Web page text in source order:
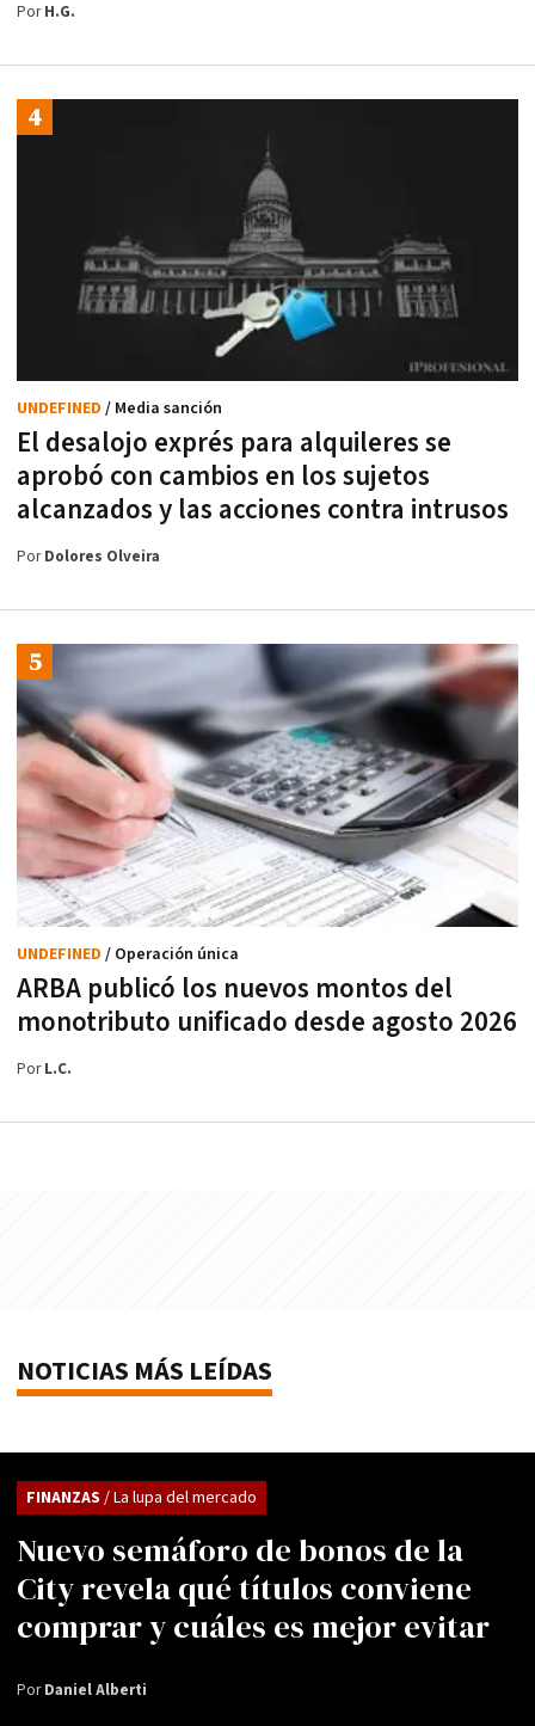
PorH.G.
El desalojo exprés para alquileres se
aprobó con cambios en los sujetos
alcanzados y las acciones contra intrusos
UNDEFINED / Media sanción
PorDolores Olveira
ARBA publicó los nuevos montos del
monotributo unificado desde agosto 2026
UNDEFINED / Operación única
PorL.C.
NOTICIAS MÁS LEÍDAS
Nuevo semáforo de bonos de la
City revela qué títulos conviene
comprar y cuáles es mejor evitar
FINANZAS / La lupa del mercado
PorDaniel Alberti